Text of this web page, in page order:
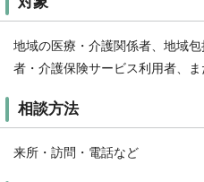
地域の医療・介護関係者、地域
者・介護保険サービス利用者、
相談方法
来所・訪問・電話など